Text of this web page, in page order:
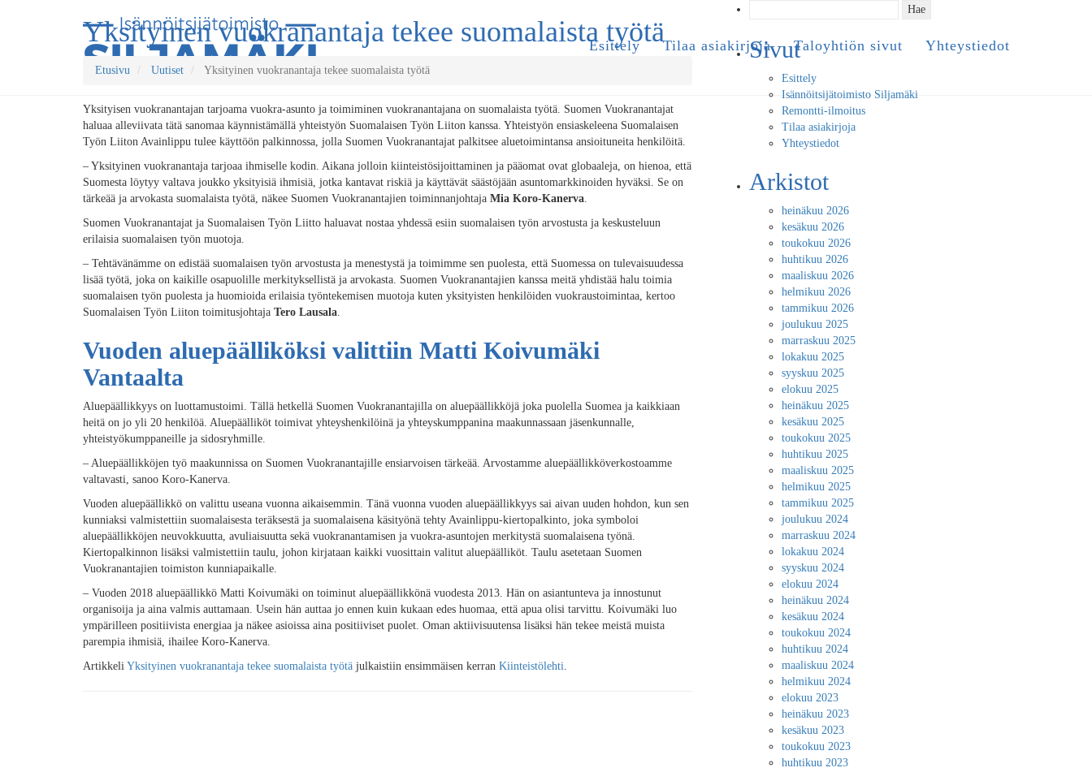
Esittely Tilaa asiakirjoja Taloyhtiön sivut Yhteystiedot
Yksityinen vuokranantaja tekee suomalaista työtä
Etusivu Uutiset Yksityinen vuokranantaja tekee suomalaista työtä
Yksityisen vuokranantajan tarjoama vuokra-asunto ja toimiminen vuokranantajana on suomalaista työtä. Suomen Vuokranantajat
haluaa alleviivata tätä sanomaa käynnistämällä yhteistyön Suomalaisen Työn Liiton kanssa. Yhteistyön ensiaskeleena Suomalaisen
Työn Liiton Avainlippu tulee käyttöön palkinnossa, jolla Suomen Vuokranantajat palkitsee aluetoimintansa ansioituneita henkilöitä.
– Yksityinen vuokranantaja tarjoaa ihmiselle kodin. Aikana jolloin kiinteistösijoittaminen ja pääomat ovat globaaleja, on hienoa, että
Suomesta löytyy valtava joukko yksityisiä ihmisiä, jotka kantavat riskiä ja käyttävät säästöjään asuntomarkkinoiden hyväksi. Se on
tärkeää ja arvokasta suomalaista työtä, näkee Suomen Vuokranantajien toiminnanjohtaja Mia Koro-Kanerva.
Suomen Vuokranantajat ja Suomalaisen Työn Liitto haluavat nostaa yhdessä esiin suomalaisen työn arvostusta ja keskusteluun
erilaisia suomalaisen työn muotoja.
– Tehtävänämme on edistää suomalaisen työn arvostusta ja menestystä ja toimimme sen puolesta, että Suomessa on tulevaisuudessa
lisää työtä, joka on kaikille osapuolille merkityksellistä ja arvokasta. Suomen Vuokranantajien kanssa meitä yhdistää halu toimia
suomalaisen työn puolesta ja huomioida erilaisia työntekemisen muotoja kuten yksityisten henkilöiden vuokraustoimintaa, kertoo
Suomalaisen Työn Liiton toimitusjohtaja Tero Lausala.
Vuoden aluepäälliköksi valittiin Matti Koivumäki
Vantaalta
Aluepäällikkyys on luottamustoimi. Tällä hetkellä Suomen Vuokranantajilla on aluepäällikköjä joka puolella Suomea ja kaikkiaan
heitä on jo yli 20 henkilöä. Aluepäälliköt toimivat yhteyshenkilöinä ja yhteyskumppanina maakunnassaan jäsenkunnalle,
yhteistyökumppaneille ja sidosryhmille.
– Aluepäällikköjen työ maakunnissa on Suomen Vuokranantajille ensiarvoisen tärkeää. Arvostamme aluepäällikköverkostoamme
valtavasti, sanoo Koro-Kanerva.
Vuoden aluepäällikkö on valittu useana vuonna aikaisemmin. Tänä vuonna vuoden aluepäällikkyys sai aivan uuden hohdon, kun sen
kunniaksi valmistettiin suomalaisesta teräksestä ja suomalaisena käsityönä tehty Avainlippu-kiertopalkinto, joka symboloi
aluepäällikköjen neuvokkuutta, avuliaisuutta sekä vuokranantamisen ja vuokra-asuntojen merkitystä suomalaisena työnä.
Kiertopalkinnon lisäksi valmistettiin taulu, johon kirjataan kaikki vuosittain valitut aluepäälliköt. Taulu asetetaan Suomen
Vuokranantajien toimiston kunniapaikalle.
– Vuoden 2018 aluepäällikkö Matti Koivumäki on toiminut aluepäällikkönä vuodesta 2013. Hän on asiantunteva ja innostunut
organisoija ja aina valmis auttamaan. Usein hän auttaa jo ennen kuin kukaan edes huomaa, että apua olisi tarvittu. Koivumäki luo
ympärilleen positiivista energiaa ja näkee asioissa aina positiiviset puolet. Oman aktiivisuutensa lisäksi hän tekee meistä muista
parempia ihmisiä, ihailee Koro-Kanerva.
Artikkeli Yksityinen vuokranantaja tekee suomalaista työtä julkaistiin ensimmäisen kerran Kiinteistölehti.
Sivut
Esittely
Isännöitsijätoimisto Siljamäki
Remontti-ilmoitus
Tilaa asiakirjoja
Yhteystiedot
Arkistot
heinäkuu 2026
kesäkuu 2026
toukokuu 2026
huhtikuu 2026
maaliskuu 2026
helmikuu 2026
tammikuu 2026
joulukuu 2025
marraskuu 2025
lokakuu 2025
syyskuu 2025
elokuu 2025
heinäkuu 2025
kesäkuu 2025
toukokuu 2025
huhtikuu 2025
maaliskuu 2025
helmikuu 2025
tammikuu 2025
joulukuu 2024
marraskuu 2024
lokakuu 2024
syyskuu 2024
elokuu 2024
heinäkuu 2024
kesäkuu 2024
toukokuu 2024
huhtikuu 2024
maaliskuu 2024
helmikuu 2024
elokuu 2023
heinäkuu 2023
kesäkuu 2023
toukokuu 2023
huhtikuu 2023